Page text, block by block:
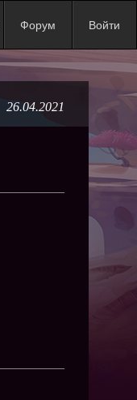
Форум Войти
26.04.2021